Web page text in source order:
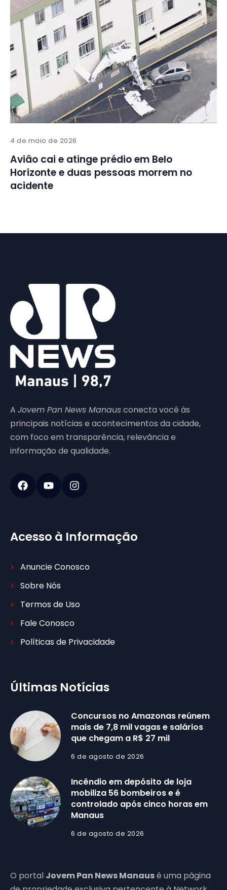
4 de maio de 2026
Avião cai e atinge prédio em Belo
Horizonte e duas pessoas morrem no
acidente
A Jovem Pan News Manausconecta você às
principais notícias e acontecimentos da cidade,
com foco em transparência, relevância e
informação de qualidade.
Acesso à Informação
Anuncie Conosco
Sobre Nós
Termos de Uso
Fale Conosco
Políticas de Privacidade
Últimas Notícias
Concursos no Amazonas reúnem
mais de 7,8 mil vagas e salários
que chegam a R$ 27 mil
6 de agosto de 2026
Incêndio em depósito de loja
mobiliza 56 bombeiros e é
controlado após cinco horas em
Manaus
6 de agosto de 2026
O portal Jovem Pan News Manausé uma página